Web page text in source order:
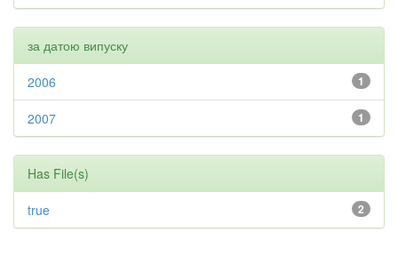
за датою випуску
1
2006
1
2007
Has File(s)
2
true